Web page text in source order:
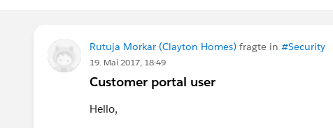
Rutuja Morkar (Clayton Homes) fragte in #Security
19. Mai 2017, 18:49
Customer portal user
Hello,